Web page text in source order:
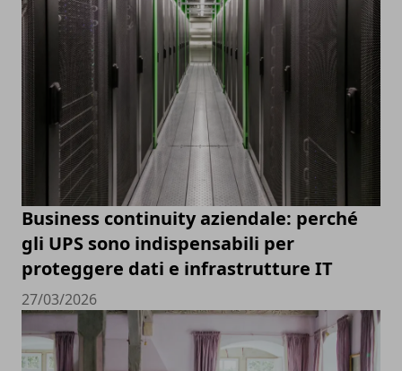
Business continuity aziendale: perché
gli UPS sono indispensabili per
proteggere dati e infrastrutture IT
27/03/2026